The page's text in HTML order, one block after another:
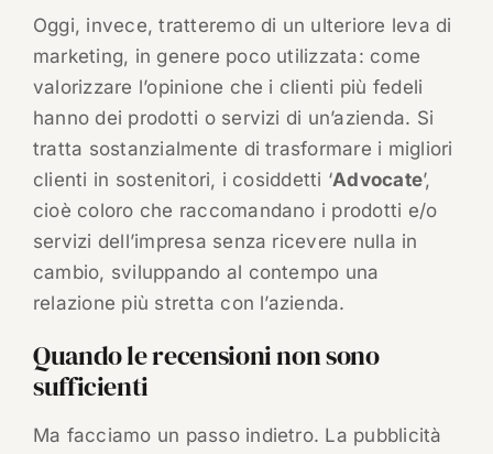
Oggi, invece, tratteremo di un ulteriore leva di
marketing, in genere poco utilizzata: come
valorizzare l’opinione che i clienti più fedeli
hanno dei prodotti o servizi di un’azienda. Si
tratta sostanzialmente di trasformare i migliori
clienti in sostenitori, i cosiddetti ‘Advocate’,
cioè coloro che raccomandano i prodotti e/o
servizi dell’impresa senza ricevere nulla in
cambio, sviluppando al contempo una
relazione più stretta con l’azienda.
Quando le recensioni non sono
sufficienti
Ma facciamo un passo indietro. La pubblicità